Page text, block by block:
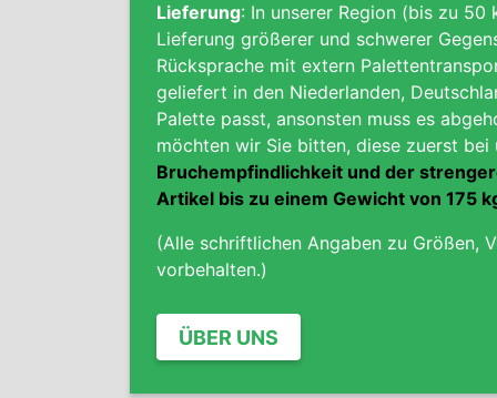
Lieferung: In unserer Region (bis zu
Lieferung größerer und schwerer
Rücksprache mit extern
geliefert in den Niederlanden,
Palette passt, ansonsten muss es
möchten wir Sie bitten, diese zuerst bei
Bruchempfindlichkeit und der
Artikel bis zu einem Gewicht von 175
(Alle schriftlichen Angaben zu Größen,
vorbehalten.)
ÜBER UNS